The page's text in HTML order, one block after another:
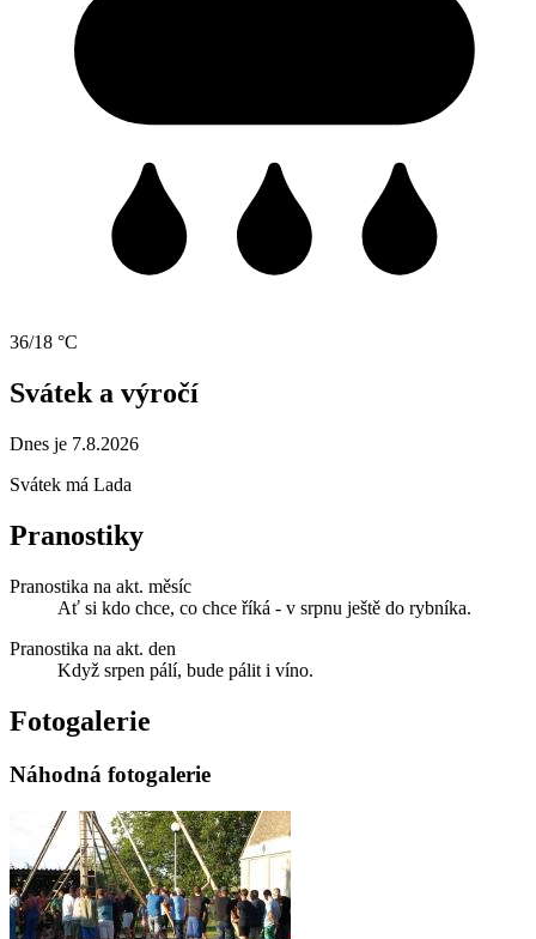
36/18 °C
Svátek a výročí
Dnes je 7.8.2026
Svátek má Lada
Pranostiky
Pranostika na akt. měsíc
Ať si kdo chce, co chce říká - v srpnu ještě do rybníka.
Pranostika na akt. den
Když srpen pálí, bude pálit i víno.
Fotogalerie
Náhodná fotogalerie